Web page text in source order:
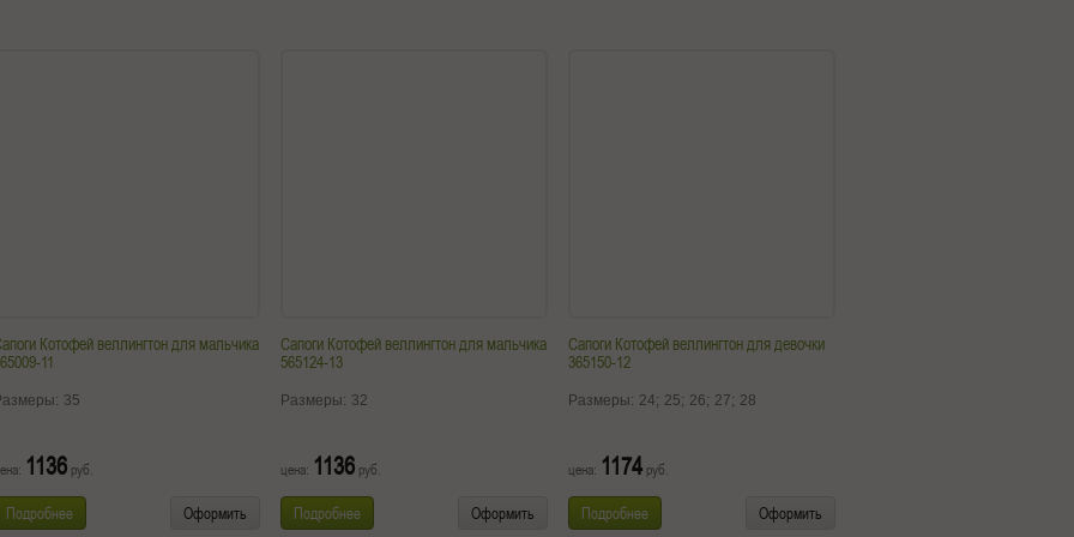
Котофей веллингтон для мальчика
11
35
1136 руб.
Подробнее Оформить
Сапоги Котофей веллингтон для мальчика
565124-13
Размеры: 32
цена: 1136 руб.
Подробнее Оформить
Сапоги Котофей веллингтон для девочки
365150-12
Размеры: 24; 25; 26; 27; 28
цена: 1174 руб.
Подробнее Оформить